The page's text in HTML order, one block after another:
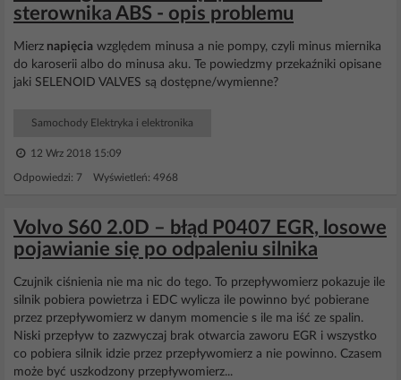
sterownika ABS - opis problemu
Mierz napięcia względem minusa a nie pompy, czyli minus miernika
do karoserii albo do minusa aku. Te powiedzmy przekaźniki opisane
jaki SELENOID VALVES są dostępne/wymienne?
Samochody Elektryka i elektronika
12 Wrz 2018 15:09
Odpowiedzi: 7 Wyświetleń: 4968
Volvo S60 2.0D – błąd P0407 EGR, losowe
pojawianie się po odpaleniu silnika
Czujnik ciśnienia nie ma nic do tego. To przepływomierz pokazuje ile
silnik pobiera powietrza i EDC wylicza ile powinno być pobierane
przez przepływomierz w danym momencie s ile ma iść ze spalin.
Niski przepływ to zazwyczaj brak otwarcia zaworu EGR i wszystko
co pobiera silnik idzie przez przepływomierz a nie powinno. Czasem
może być uszkodzony przepływomierz...